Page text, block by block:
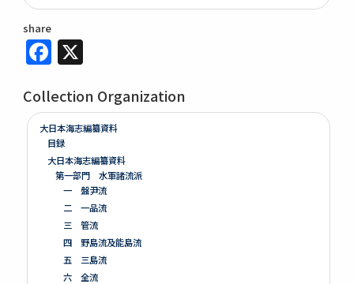
share
Facebook
Collection Organization
大日本海志編纂資料
目録
大日本海志編纂資料
第一部門 水軍諸流派
一 盤尹流
二 一品流
三 管流
四 野島流及能島流
五 三島流
六 全流